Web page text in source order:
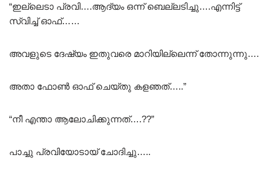
“ഇല്ലെടാ പ്രവി….ആദ്യം ഒന്ന് ബെല്ലടിച്ചു….എന്നിട്ട്
സ്വിച്ച് ഓഫ്……
അവളുടെ ദേഷ്യം ഇതുവരെ മാറിയില്ലെന്ന് തോന്നുന്നു….
അതാ ഫോൺ ഓഫ് ചെയ്തു കളഞത്…..”
“നീ എന്താ ആലോചിക്കുന്നത്….??”
പാച്ചു പ്രവിയോടായ് ചോദിച്ചു…..